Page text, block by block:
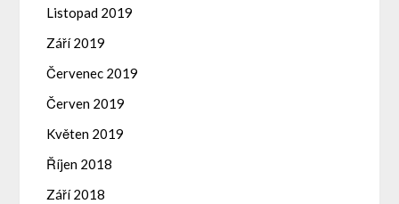
Listopad 2019
Září 2019
Červenec 2019
Červen 2019
Květen 2019
Říjen 2018
Září 2018